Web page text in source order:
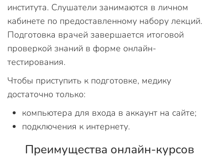
института. Слушатели занимаются в личном
кабинете по предоставленному набору лекций.
Подготовка врачей завершается итоговой
проверкой знаний в форме онлайн-
тестирования.
Чтобы приступить к подготовке, медику
достаточно только:
компьютера для входа в аккаунт на сайте;
подключения к интернету.
Преимущества онлайн-курсов